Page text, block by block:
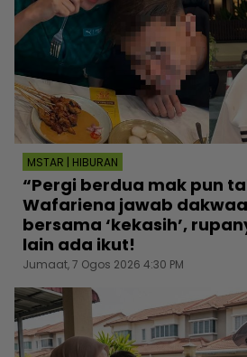
MSTAR | HIBURAN
“Pergi berdua mak pun
Wafariena jawab
bersama ‘kekasih’,
lain ada ikut!
Jumaat, 7 Ogos 2026 4:30 PM